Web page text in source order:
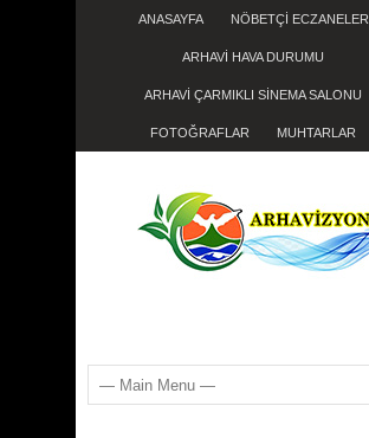
ANASAYFA NÖBETÇİ ECZANELER
ARHAVİ HAVA DURUMU
ARHAVİ ÇARMIKLI SİNEMA SALONU
FOTOĞRAFLAR MUHTARLAR